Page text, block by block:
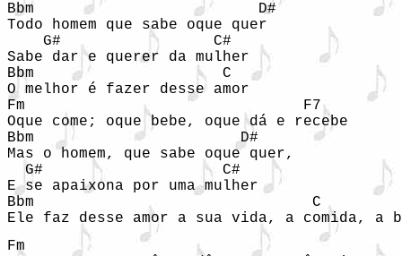
Bbm                         D#
Todo homem que sabe oque quer
    G#                 C#
Sabe dar e querer da mulher
Bbm                     C
O melhor é fazer desse amor
Fm                               F7
Oque come; oque bebe, oque dá e recebe
Bbm                       D#
Mas o homem, que sabe oque quer,
  G#                    C#
E se apaixona por uma mulher
Bbm                               C
Ele faz desse amor a sua vida, a comida, a
Fm